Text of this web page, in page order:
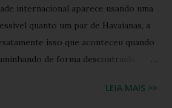
internacional aparece usando uma
quanto um par de Havaianas, a
isso que aconteceu quando
de forma descontraída
uma inspiração para fãs de
LEIA MAIS >>